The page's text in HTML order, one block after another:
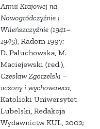
Armii Krajowej na
Nowogródczyźnie i
Wileńszczyźnie (1941–
1945), Radom 1997;
D. Paluchowska, M.
Maciejewski (red.),
Czesław Zgorzelski –
uczony i wychowawca,
Katolicki Uniwersytet
Lubelski, Redakcja
Wydawnictw KUL, 2002;